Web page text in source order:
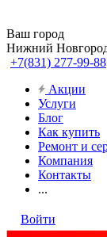
Ваш город
Нижний
+7(831) 277-99-88
Акции
Услуги
Блог
Как купить
Ремонт и
Компания
Контакты
...
Войти